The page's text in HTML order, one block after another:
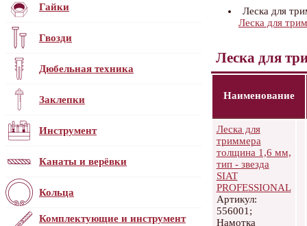
Гайки
Гвозди
Дюбельная техника
Заклепки
Инструмент
Канаты и верёвки
Кольца
Комплектующие и инструмент
Леска для
Леска для
Леска для
Наименование
Леска для
триммера
толщина 1,6 мм,
тип - звезда
SIAT
PROFESSIONAL
Артикул:
556001;
Намотка